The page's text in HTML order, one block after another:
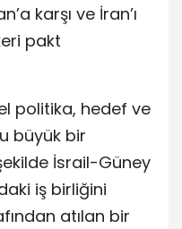
karşı ve İran’ı
pakt
politika, hedef ve
büyük bir
İsrail-Güney
iş birliğini
atılan bir